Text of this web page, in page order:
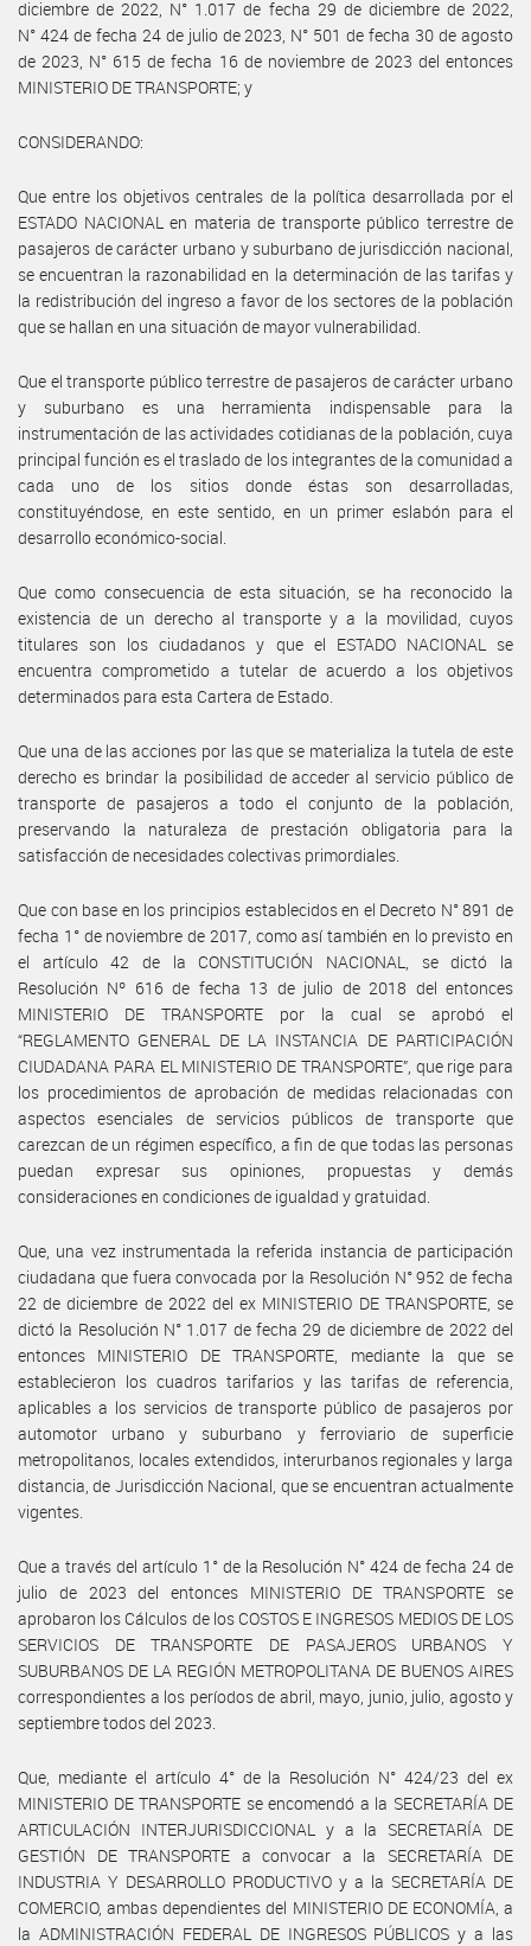
diciembre de 2022, N° 1.017 de fecha 29 de diciembre de 2022,
N° 424 de fecha 24 de julio de 2023, N° 501 de fecha 30 de agosto
de 2023, N° 615 de fecha 16 de noviembre de 2023 del entonces
MINISTERIO DE TRANSPORTE; y
CONSIDERANDO:
Que entre los objetivos centrales de la política desarrollada por el
ESTADO NACIONAL en materia de transporte público terrestre de
pasajeros de carácter urbano y suburbano de jurisdicción nacional,
se encuentran la razonabilidad en la determinación de las tarifas y
la redistribución del ingreso a favor de los sectores de la población
que se hallan en una situación de mayor vulnerabilidad.
Que el transporte público terrestre de pasajeros de carácter urbano
y suburbano es una herramienta indispensable para la
instrumentación de las actividades cotidianas de la población, cuya
principal función es el traslado de los integrantes de la comunidad a
cada uno de los sitios donde éstas son desarrolladas,
constituyéndose, en este sentido, en un primer eslabón para el
desarrollo económico-social.
Que como consecuencia de esta situación, se ha reconocido la
existencia de un derecho al transporte y a la movilidad, cuyos
titulares son los ciudadanos y que el ESTADO NACIONAL se
encuentra comprometido a tutelar de acuerdo a los objetivos
determinados para esta Cartera de Estado.
Que una de las acciones por las que se materializa la tutela de este
derecho es brindar la posibilidad de acceder al servicio público de
transporte de pasajeros a todo el conjunto de la población,
preservando la naturaleza de prestación obligatoria para la
satisfacción de necesidades colectivas primordiales.
Que con base en los principios establecidos en el Decreto N° 891 de
fecha 1° de noviembre de 2017, como así también en lo previsto en
el artículo 42 de la CONSTITUCIÓN NACIONAL, se dictó la
Resolución Nº 616 de fecha 13 de julio de 2018 del entonces
MINISTERIO DE TRANSPORTE por la cual se aprobó el
“REGLAMENTO GENERAL DE LA INSTANCIA DE PARTICIPACIÓN
CIUDADANA PARA EL MINISTERIO DE TRANSPORTE”, que rige para
los procedimientos de aprobación de medidas relacionadas con
aspectos esenciales de servicios públicos de transporte que
carezcan de un régimen específico, a fin de que todas las personas
puedan expresar sus opiniones, propuestas y demás
consideraciones en condiciones de igualdad y gratuidad.
Que, una vez instrumentada la referida instancia de participación
ciudadana que fuera convocada por la Resolución N° 952 de fecha
22 de diciembre de 2022 del ex MINISTERIO DE TRANSPORTE, se
dictó la Resolución N° 1.017 de fecha 29 de diciembre de 2022 del
entonces MINISTERIO DE TRANSPORTE, mediante la que se
establecieron los cuadros tarifarios y las tarifas de referencia,
aplicables a los servicios de transporte público de pasajeros por
automotor urbano y suburbano y ferroviario de superficie
metropolitanos, locales extendidos, interurbanos regionales y larga
distancia, de Jurisdicción Nacional, que se encuentran actualmente
vigentes.
Que a través del artículo 1° de la Resolución N° 424 de fecha 24 de
julio de 2023 del entonces MINISTERIO DE TRANSPORTE se
aprobaron los Cálculos de los COSTOS E INGRESOS MEDIOS DE LOS
SERVICIOS DE TRANSPORTE DE PASAJEROS URBANOS Y
SUBURBANOS DE LA REGIÓN METROPOLITANA DE BUENOS AIRES
correspondientes a los períodos de abril, mayo, junio, julio, agosto y
septiembre todos del 2023.
Que, mediante el artículo 4° de la Resolución N° 424/23 del ex
MINISTERIO DE TRANSPORTE se encomendó a la SECRETARÍA DE
ARTICULACIÓN INTERJURISDICCIONAL y a la SECRETARÍA DE
GESTIÓN DE TRANSPORTE a convocar a la SECRETARÍA DE
INDUSTRIA Y DESARROLLO PRODUCTIVO y a la SECRETARÍA DE
COMERCIO, ambas dependientes del MINISTERIO DE ECONOMÍA, a
la ADMINISTRACIÓN FEDERAL DE INGRESOS PÚBLICOS y a las